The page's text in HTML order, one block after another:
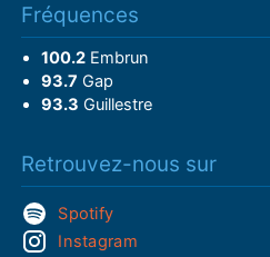
Fréquences
100.2Embrun
93.7 Gap
93.3 Guillestre
Retrouvez-nous sur
Spotify
Instagram